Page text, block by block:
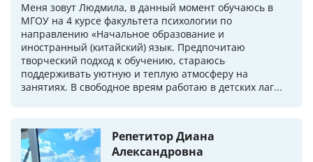
Меня зовут Людмила, в данный момент обучаюсь в
МГОУ на 4 курсе факультета психологии по
направлению «Начальное образование и
иностранный (китайский) язык. Предпочитаю
творческий подход к обучению, стараюсь
поддерживать уютную и теплую атмосферу на
занятиях. В свободное вреям работаю в детских лаг...
Репетитор Диана
Александровна